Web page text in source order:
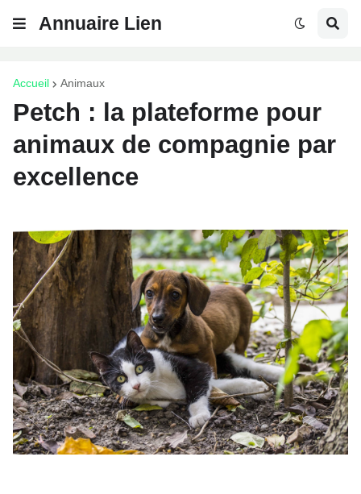
Annuaire Lien
Accueil Animaux
Petch : la plateforme pour
animaux de compagnie par
excellence